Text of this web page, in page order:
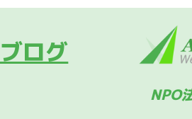
ログ
NPO